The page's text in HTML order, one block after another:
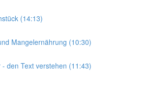
(14:13)
Mangelernährung (10:30)
- den Text verstehen (11:43)